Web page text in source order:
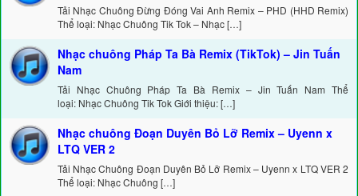
Tải Nhạc Chuông Đừng Đóng Vai Anh Remix – PHD (HHD Remix)
Thể loại: Nhạc Chuông Tik Tok – Nhạc […]
Nhạc chuông Pháp Ta Bà Remix (TikTok) – Jin Tuấn
Nam
Tải Nhạc Chuông Pháp Ta Bà Remix – Jin Tuấn Nam Thể
loại: Nhạc Chuông Tik Tok Giới thiệu: […]
Nhạc chuông Đoạn Duyên Bỏ Lỡ Remix – Uyenn x
LTQ VER 2
Tải Nhạc Chuông Đoạn Duyên Bỏ Lỡ Remix – Uyenn x LTQ VER 2
Thể loại: Nhạc Chuông […]